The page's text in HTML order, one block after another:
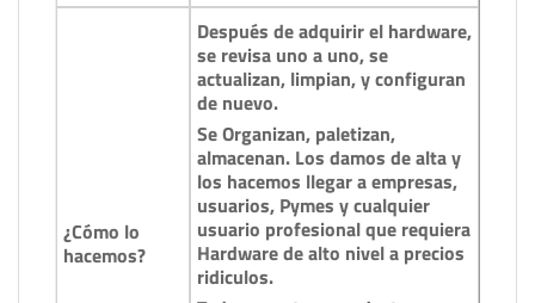
¿Cómo lo
hacemos?
Después de adquirir el hardware,
se revisa uno a uno, se
actualizan, limpian, y configuran
de nuevo.
Se Organizan, paletizan,
almacenan. Los damos de alta y
los hacemos llegar a empresas,
usuarios, Pymes y cualquier
usuario profesional que requiera
Hardware de alto nivel a precios
ridiculos.